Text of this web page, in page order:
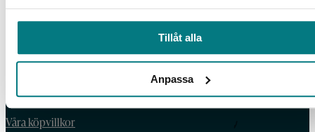
Tillåt alla
Anpassa
KONTAKT
vattenbokhandeln@exacta.se
HANDLA AV OSS
Våra köpvillkor